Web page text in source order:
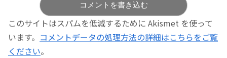
コメントを書き込む
このサイトはスパムを低減するために Akismet を使って
います。 コメントデータの処理方法の詳細はこちらをご覧
ください。